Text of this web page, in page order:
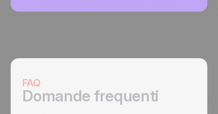
FAQ
Domande frequenti